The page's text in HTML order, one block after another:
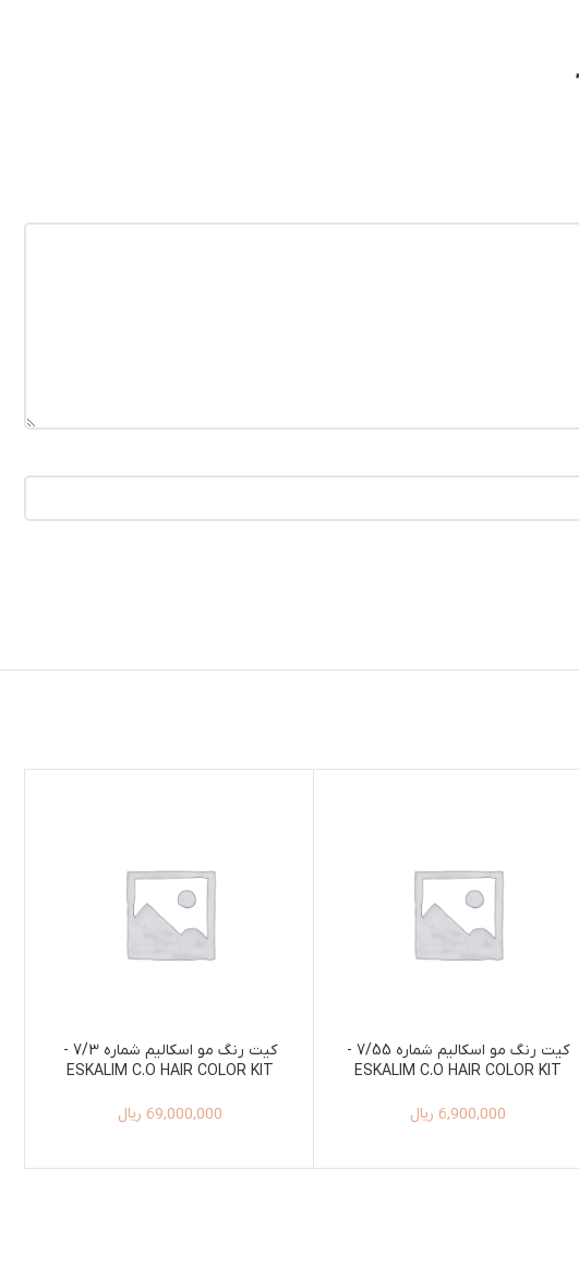
کیت رنگ مو اسکالیم شماره 7/55 -
ESKALIM C.O HAIR COLOR KIT
6,900,000 ریال
کیت رنگ مو اسکالیم شماره 7/3 -
ESKALIM C.O HAIR COLOR KIT
69,000,000 ریال